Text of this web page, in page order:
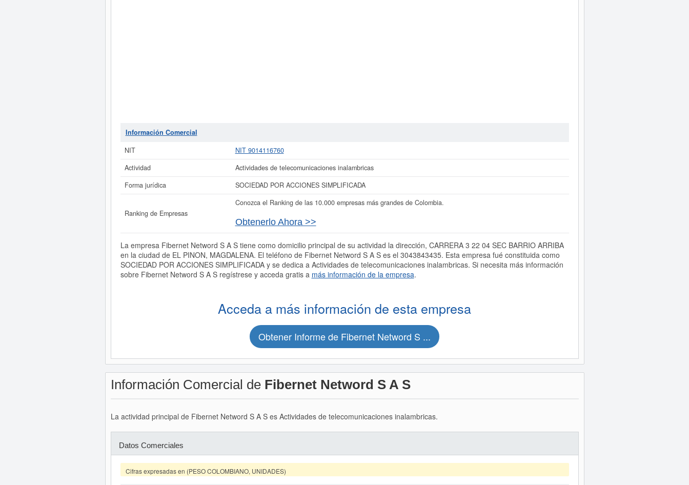
Información Comercial
NIT
NIT 9014116760
Actividad
Actividades de telecomunicaciones inalambricas
Forma jurídica
SOCIEDAD POR ACCIONES SIMPLIFICADA
Ranking de Empresas
Conozca el Ranking de las 10.000 empresas más grandes de Colombia.
Obtenerlo Ahora >>
La empresa Fibernet Netword S A S tiene como domicilio principal de su actividad la dirección, CARRERA 3 22 04 SEC BARRIO ARRIBA
en la ciudad de EL PINON, MAGDALENA. El teléfono de Fibernet Netword S A S es el 3043843435. Esta empresa fué constituida como
SOCIEDAD POR ACCIONES SIMPLIFICADA y se dedica a Actividades de telecomunicaciones inalambricas. Si necesita más información
sobre Fibernet Netword S A S regístrese y acceda gratis a más información de la empresa.
Acceda a más información de esta empresa
Obtener Informe de Fibernet Netword S ...
Información Comercial de Fibernet Netword S A S
La actividad principal de Fibernet Netword S A S es Actividades de telecomunicaciones inalambricas.
Datos Comerciales
Cifras expresadas en (PESO COLOMBIANO, UNIDADES)